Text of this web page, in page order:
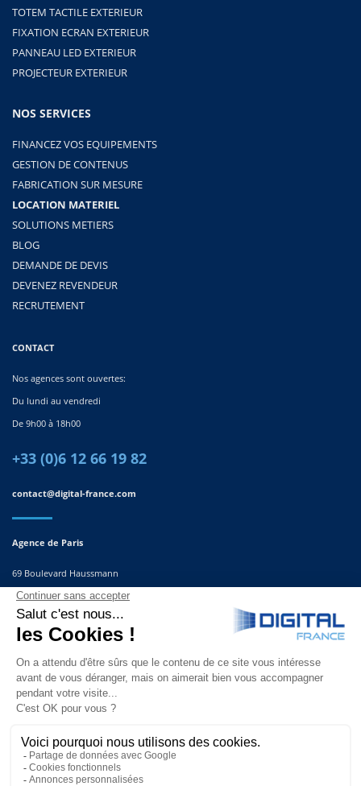
TOTEM TACTILE EXTERIEUR
FIXATION ECRAN EXTERIEUR
PANNEAU LED EXTERIEUR
PROJECTEUR EXTERIEUR
NOS SERVICES
FINANCEZ VOS EQUIPEMENTS
GESTION DE CONTENUS
FABRICATION SUR MESURE
LOCATION MATERIEL
SOLUTIONS METIERS
BLOG
DEMANDE DE DEVIS
DEVENEZ REVENDEUR
RECRUTEMENT
CONTACT
Nos agences sont ouvertes:
Du lundi au vendredi
De 9h00 à 18h00
+33 (0)6 12 66 19 82
contact@digital-france.com
Agence de Paris
69 Boulevard Haussmann
75008, Paris
France
Agence du Sud-Est
291 Rue Albert Caquot
06560 Valbonne